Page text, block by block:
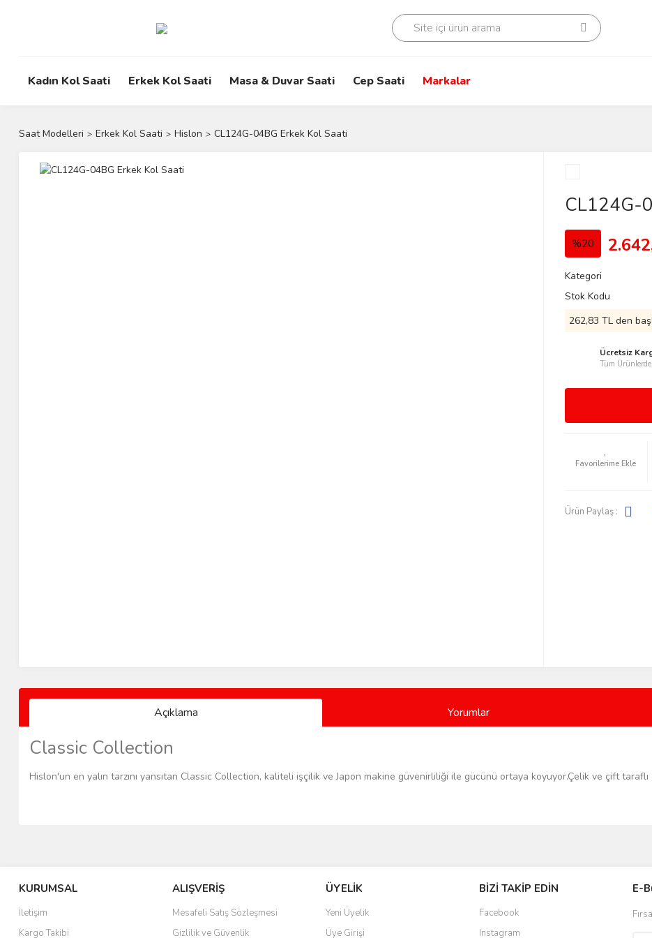
Kadın Kol Saati Erkek Kol Saati Masa & Duvar Saati Cep Saati Markalar
Saat Modelleri Erkek Kol Saati Hislon CL124G-04BG Erkek Kol Saati
CL124G-
%20
Kategori
Stok Kodu
262,83 TL den
Ücretsiz
Tüm Ürünlerde
Ürün Paylaş :
Açıklama Yorumlar
Classic Collection
Hislon'un en yalın tarzını yansıtan Classic Collection, kaliteli işçilik ve Japon makine güvenirliliği ile gücünü ortaya koyuyor.Çelik ve çift
KURUMSAL
İletişim
Kargo Takibi
ALIŞVERİŞ
Mesafeli Satış Sözleşmesi
Gizlilik ve Güvenlik
ÜYELİK
Yeni Üyelik
Üye Girişi
BİZİ TAKİP EDİN
Facebook
Instagram
E-